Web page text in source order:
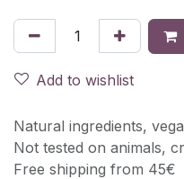
Add to wishlist
Natural ingredients,
Not tested on animals,
Free shipping from 45€